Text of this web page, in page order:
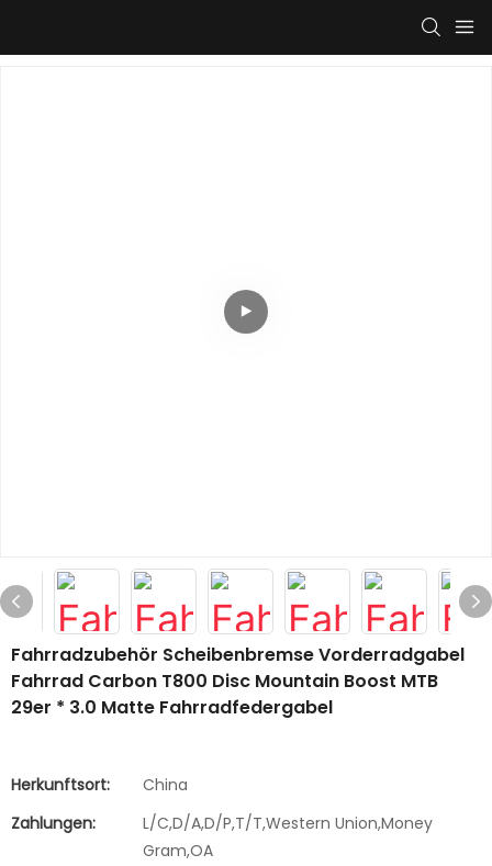
Fahrradzubehör Scheibenbremse Vorderradgabel
Fahrrad Carbon T800 Disc Mountain Boost MTB
29er * 3.0 Matte Fahrradfedergabel
Herkunftsort:
China
Zahlungen:
L/C,D/A,D/P,T/T,Western Union,Money
Gram,OA